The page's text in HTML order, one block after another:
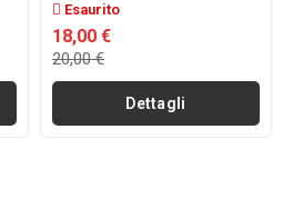
Esaurito
18,00 €
20,00 €
Dettagli